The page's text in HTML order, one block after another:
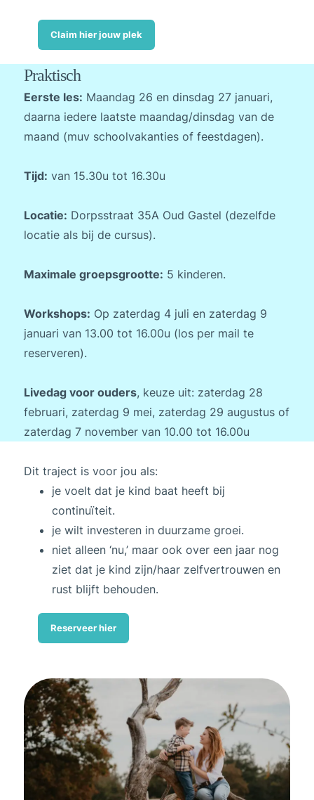
Claim hier jouw plek
Praktisch
Eerste les: Maandag 26 en dinsdag 27 januari,
daarna iedere laatste maandag/dinsdag van de
maand (muv schoolvakanties of feestdagen).
Tijd: van 15.30u tot 16.30u
Locatie: Dorpsstraat 35A Oud Gastel (dezelfde
locatie als bij de cursus).
Maximale groepsgrootte: 5 kinderen.
Workshops: Op zaterdag 4 juli en zaterdag 9
januari van 13.00 tot 16.00u (los per mail te
reserveren).
Livedag voor ouders, keuze uit: zaterdag 28
februari, zaterdag 9 mei, zaterdag 29 augustus of
zaterdag 7 november van 10.00 tot 16.00u
Dit traject is voor jou als:
je voelt dat je kind baat heeft bij
continuïteit.
je wilt investeren in duurzame groei.
niet alleen ‘nu,’ maar ook over een jaar nog
ziet dat je kind zijn/haar zelfvertrouwen en
rust blijft behouden.
Reserveer hier